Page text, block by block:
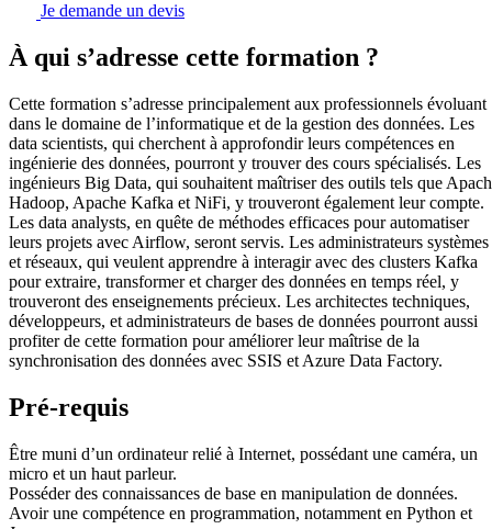
Je demande un devis
À qui s’adresse cette formation ?
Cette formation s’adresse principalement aux professionnels évoluant
dans le domaine de l’informatique et de la gestion des données. Les
data scientists, qui cherchent à approfondir leurs compétences en
ingénierie des données, pourront y trouver des cours spécialisés. Les
ingénieurs Big Data, qui souhaitent maîtriser des outils tels que
Hadoop, Apache Kafka et NiFi, y trouveront également leur compte.
Les data analysts, en quête de méthodes efficaces pour automatiser
leurs projets avec Airflow, seront servis. Les administrateurs systèmes
et réseaux, qui veulent apprendre à interagir avec des clusters Kafka
pour extraire, transformer et charger des données en temps réel, y
trouveront des enseignements précieux. Les architectes techniques,
développeurs, et administrateurs de bases de données pourront aussi
profiter de cette formation pour améliorer leur maîtrise de la
synchronisation des données avec SSIS et Azure Data Factory.
Pré-requis
Être muni d’un ordinateur relié à Internet, possédant une caméra, un
micro et un haut parleur.
Posséder des connaissances de base en manipulation de données.
Avoir une compétence en programmation, notamment en Python et